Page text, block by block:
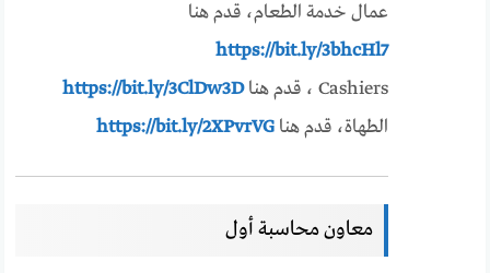
عمال خدمة الطعام، قدم هنا
https://bit.ly/3bhcHl7
Cashiers ، قدم هنا
https://bit.ly/3ClDw3D
الطهاة، قدم هناhttps://bit.ly/2XPvrVG
معاون محاسبة أول